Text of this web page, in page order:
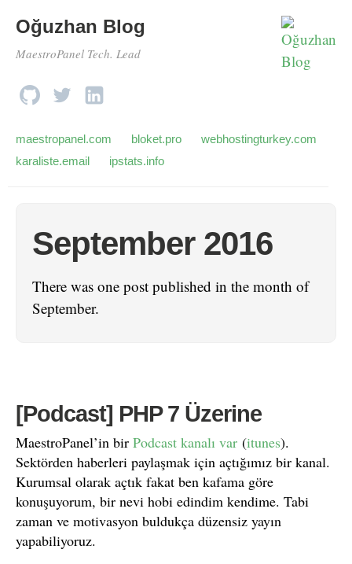
Oğuzhan Blog
MaestroPanel Tech. Lead
maestropanel.com bloket.pro
webhostingturkey.com
karaliste.email
ipstats.info
September 2016
There was one post published in the month of
September.
[Podcast] PHP 7 Üzerine
MaestroPanel’in bir Podcast kanalı var (itunes).
Sektörden haberleri paylaşmak için açtığımız bir kanal.
Kurumsal olarak açtık fakat ben kafama göre
konuşuyorum, bir nevi hobi edindim kendime. Tabi
zaman ve motivasyon buldukça düzensiz yayın
yapabiliyoruz.